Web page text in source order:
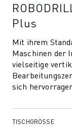
Plus
Mit ihrem
Maschinen der
vielseitige
sich
verschiedenen
TISCHGRÖSSE